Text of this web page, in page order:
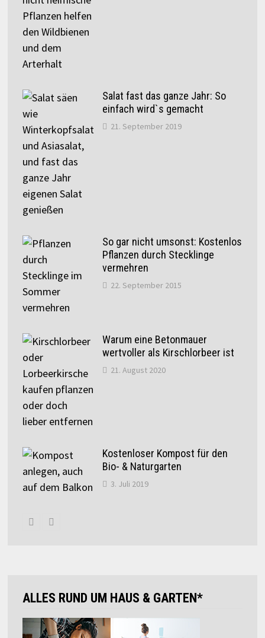
Salat fast das ganze Jahr: So
einfach wird`s gemacht
21. September 2019
So gar nicht umsonst: Kostenlos
Pflanzen durch Stecklinge
vermehren
22. September 2015
Warum eine Betonmauer
wertvoller als Kirschlorbeer ist
21. August 2020
Kostenloser Kompost für den
Bio- & Naturgarten
3. Juli 2019
ALLES RUND UM HAUS & GARTEN*